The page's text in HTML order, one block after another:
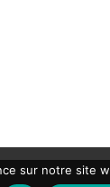
sur notre